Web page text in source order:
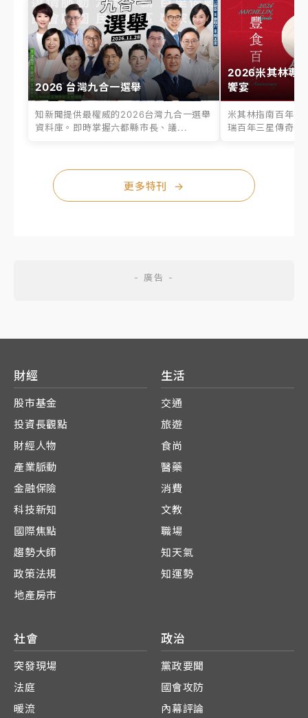
2026 台灣九合一選舉
知新聞提供最權威的2026台灣九合一選舉
資料庫。即時掌握六都縣市長、議...
2026米其林專
饗宴
米其林指南百年之
瑞百年三星傳奇、
更多特刊 →
財經
股市基金
投資長觀點
財經人物
產業脈動
金融保險
科技新知
國際焦點
趨勢大師
政策法規
地產房市
生活
交通
旅遊
食尚
醫藥
消費
文教
職場
知天氣
知運勢
社會
突發現場
法庭
暖流
政治
黨政要聞
國會攻防
內幕評論